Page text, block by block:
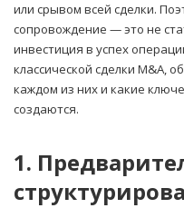
или срывом всей сделки.
сопровождение — это не
инвестиция в успех
классической сделки M&A,
каждом из них и какие
создаются.
1.